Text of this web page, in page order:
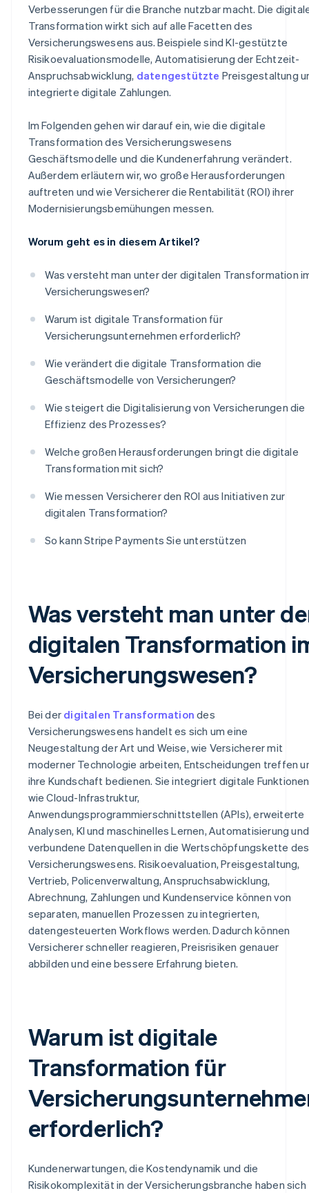
Verbesserungen für die Branche nutzbar macht. Die
Transformation wirkt sich auf alle Facetten des
Versicherungswesens aus. Beispiele sind KI-gestützte
Risikoevaluationsmodelle, Automatisierung der Echtzeit-
Anspruchsabwicklung, datengestützte Preisgestaltung
integrierte digitale Zahlungen.
Im Folgenden gehen wir darauf ein, wie die digitale
Transformation des Versicherungswesens
Geschäftsmodelle und die Kundenerfahrung verändert.
Außerdem erläutern wir, wo große Herausforderungen
auftreten und wie Versicherer die Rentabilität (ROI) ihrer
Modernisierungsbemühungen messen.
Worum geht es in diesem Artikel?
Was versteht man unter der digitalen Transformation
Versicherungswesen?
Warum ist digitale Transformation für
Versicherungsunternehmen erforderlich?
Wie verändert die digitale Transformation die
Geschäftsmodelle von Versicherungen?
Wie steigert die Digitalisierung von Versicherungen die
Effizienz des Prozesses?
Welche großen Herausforderungen bringt die digitale
Transformation mit sich?
Wie messen Versicherer den ROI aus Initiativen zur
digitalen Transformation?
So kann Stripe Payments Sie unterstützen
Was versteht man unter
digitalen Transformation
Versicherungswesen?
Bei der digitalen Transformation des
Versicherungswesens handelt es sich um eine
Neugestaltung der Art und Weise, wie Versicherer mit
moderner Technologie arbeiten, Entscheidungen treffen
ihre Kundschaft bedienen. Sie integriert digitale Funktionen
wie Cloud-Infrastruktur,
Anwendungsprogrammierschnittstellen (APIs), erweiterte
Analysen, KI und maschinelles Lernen, Automatisierung und
verbundene Datenquellen in die Wertschöpfungskette des
Versicherungswesens. Risikoevaluation, Preisgestaltung,
Vertrieb, Policenverwaltung, Anspruchsabwicklung,
Abrechnung, Zahlungen und Kundenservice können von
separaten, manuellen Prozessen zu integrierten,
datengesteuerten Workflows werden. Dadurch können
Versicherer schneller reagieren, Preisrisiken genauer
abbilden und eine bessere Erfahrung bieten.
Warum ist digitale
Transformation für
erforderlich?
Kundenerwartungen, die Kostendynamik und die
Risikokomplexität in der Versicherungsbranche haben sich